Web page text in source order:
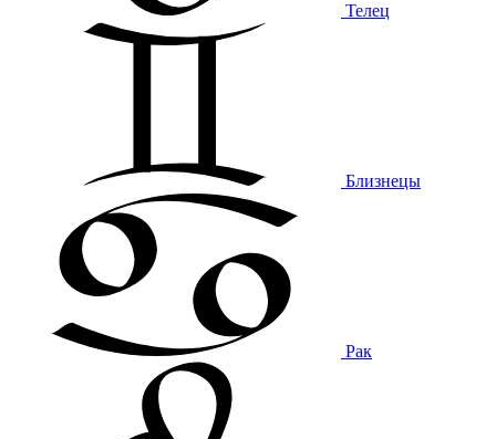
Телец
Близнецы
Рак